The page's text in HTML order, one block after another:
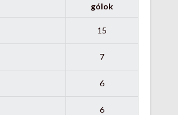
gólok
15
7
6
6